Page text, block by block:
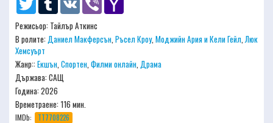
Режисьор: Тайлър Аткинс
В ролите:Даниел Макферсън,Ръсел Кроу,Моджийн Ария и Кели Гейл,Люк
Хемсуърт
Жанр::Екшън,Спортен,Филми онлайн,Драма
Държава: САЩ
Година: 2026
Времетраене:116 мин.
IMDb: TT7708226